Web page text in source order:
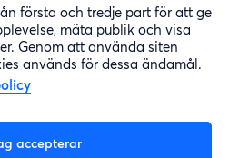
första och tredje part för att ge
mäta publik och visa
Genom att använda siten
används för dessa ändamål.
accepterar